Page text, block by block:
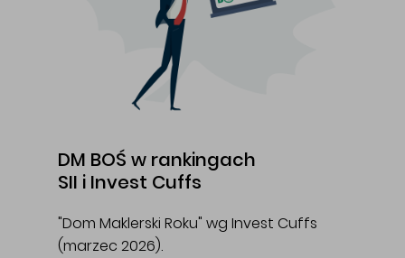
DM BOŚ w rankingach
SII i Invest Cuffs
"Dom Maklerski Roku" wg Invest Cuffs
(marzec 2026).